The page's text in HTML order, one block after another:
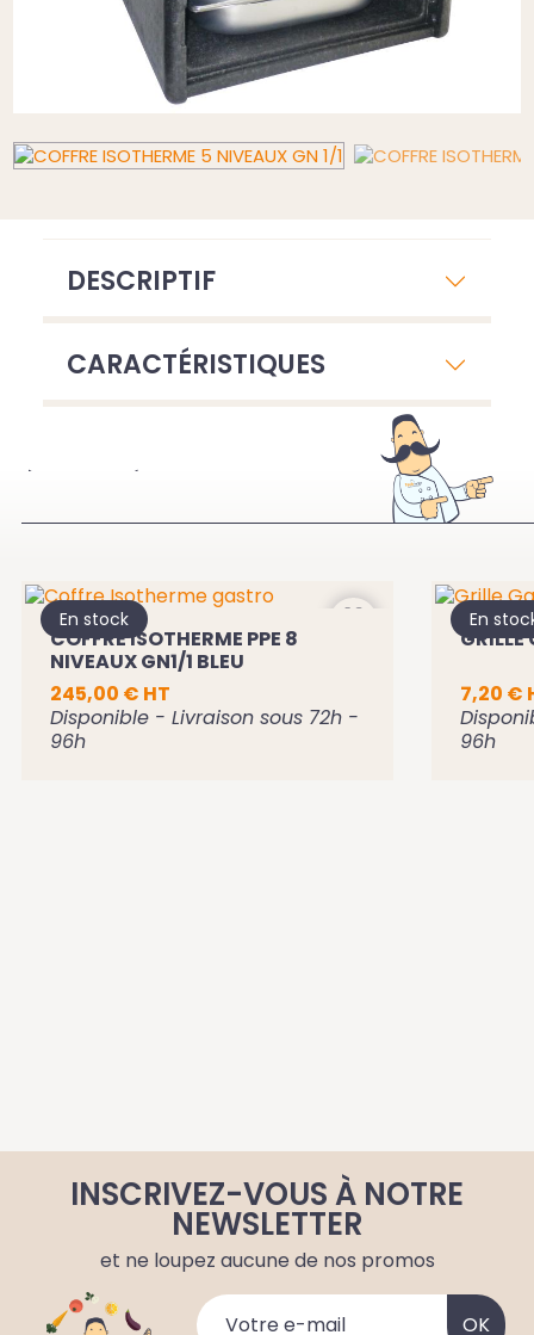
DESCRIPTIF
CARACTÉRISTIQUES
COFFRE ISOTHERME PPE 8
NIVEAUX GN1/1 BLEU
245,00 € HT
Disponible - Livraison sous 72h -
96h
En stock
GRILLE
7,20 €
96h
En
INSCRIVEZ-VOUS À NOTRE
NEWSLETTER
et ne loupez aucune de nos promos